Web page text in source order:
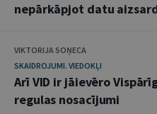
nepārkāpjot datu
VIKTORIJA SOŅECA
SKAIDROJUMI. VIEDOKĻI
Arī VID ir jāievēro
regulas nosacījumi